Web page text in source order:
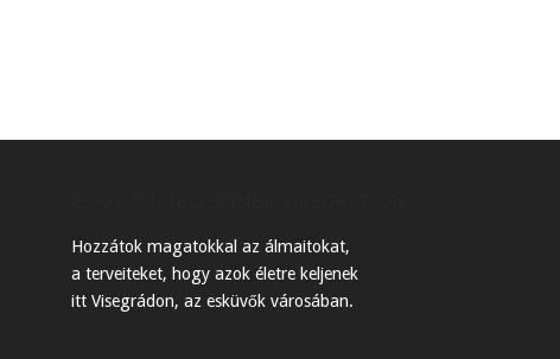
Hozzátok magatokkal az álmaitokat,
a terveiteket, hogy azok életre keljenek
itt Visegrádon, az esküvők városában.